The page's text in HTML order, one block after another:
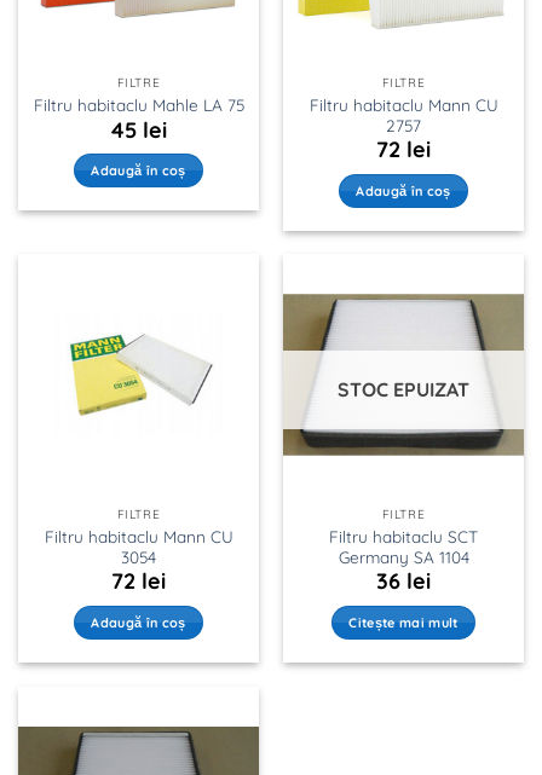
FILTRE
Filtru habitaclu Mahle LA 75
45 lei
Adaugă în coș
FILTRE
Filtru habitaclu Mann CU
2757
72 lei
Adaugă în coș
FILTRE
Filtru habitaclu Mann CU
3054
72 lei
Adaugă în coș
STOC EPUIZAT
FILTRE
Filtru habitaclu SCT
Germany SA 1104
36 lei
Citește mai mult